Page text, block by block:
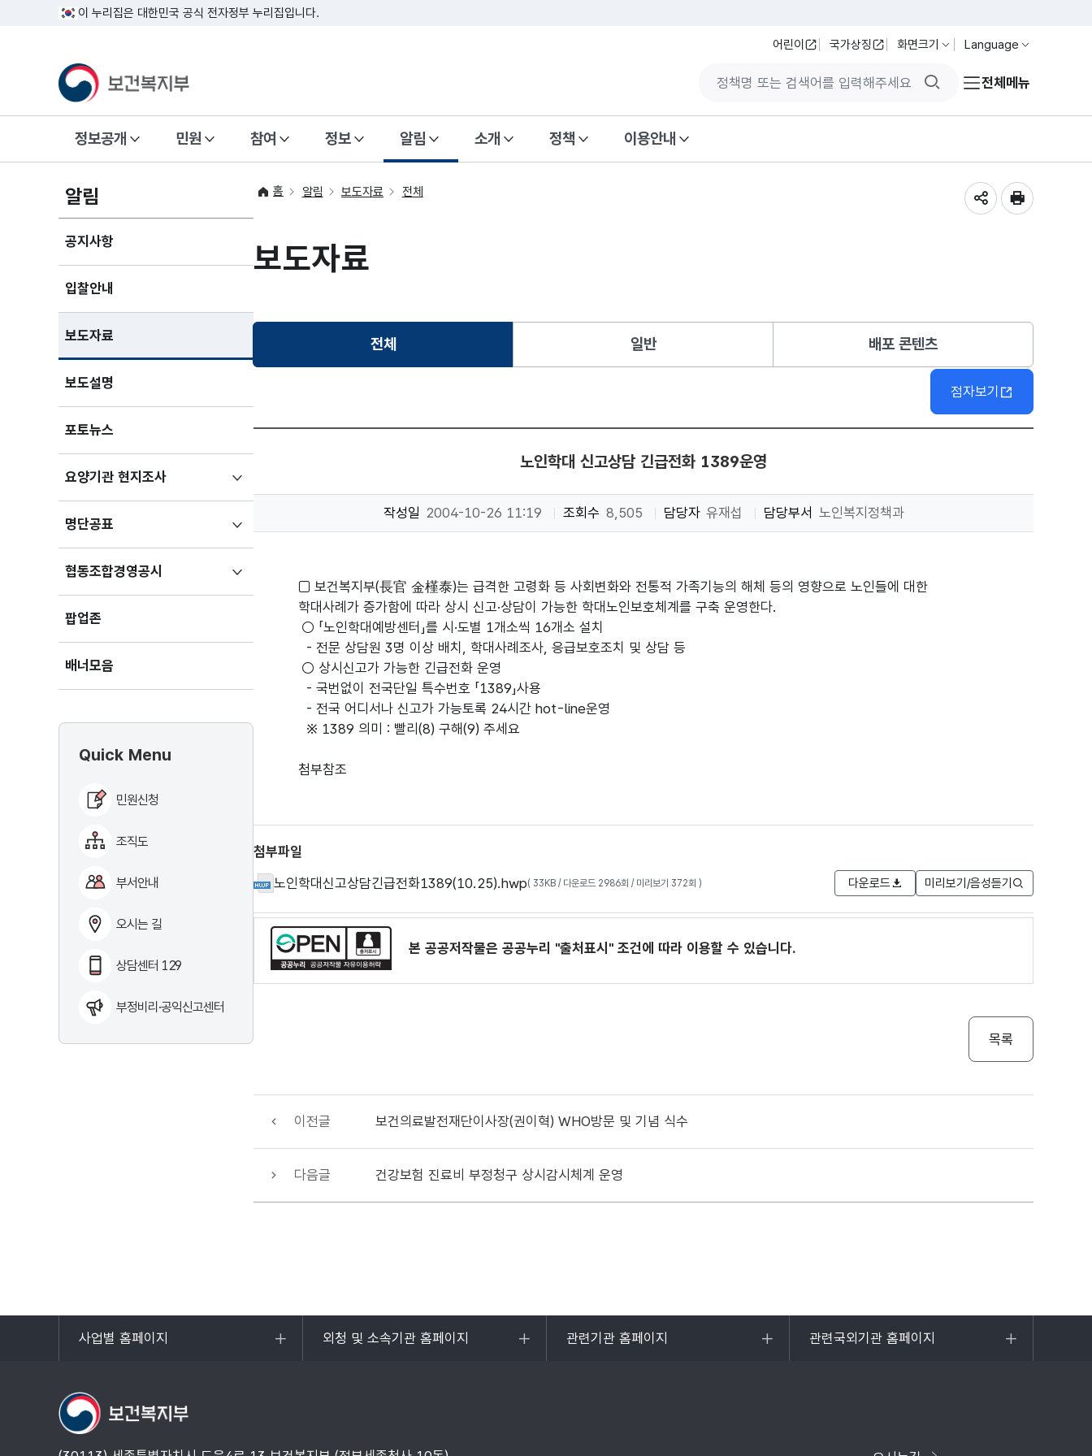
이 누리집은 대한민국 공식 전자정부 누리집입니다.
어린이 국가상징 화면크기 Language
검색버튼전체메뉴
정보공개 민원 참여 정보 알림 소개 정책 이용안내
알림
공지사항
입찰안내
보도자료
보도설명
포토뉴스
요양기관 현지조사하위메뉴
펼치기
명단공표
펼치기
협동조합경영공시
펼치기
팝업존
배너모음
Quick Menu
민원신청
조직도
부서안내
오시는 길
상담센터 129
부정비리·공익신고센터
홈 알림 보도자료 전체
보도자료
전체선택됨 일반 배포 콘텐츠
점자보기
노인학대 신고상담 긴급전화 1389운영
작성일 2004-10-26 11:19 조회수 8,505 담당자 유재섭 담당부서 노인복지정책과
□ 보건복지부(長官 金槿泰)는 급격한 고령화 등 사회변화와 전통적 가족기능의 해체 등의 영향으로 노인들에 대한
학대사례가 증가함에 따라 상시 신고·상담이 가능한 학대노인보호체계를 구축 운영한다.
○ 「노인학대예방센터」를 시·도별 1개소씩 16개소 설치
- 전문 상담원 3명 이상 배치, 학대사례조사, 응급보호조치 및 상담 등
○ 상시신고가 가능한 긴급전화 운영
- 국번없이 전국단일 특수번호 「1389」사용
- 전국 어디서나 신고가 가능토록 24시간 hot-line운영
※ 1389 의미 : 빨리(8) 구해(9) 주세요
첨부참조
첨부파일
노인학대신고상담긴급전화1389(10.25).hwp( 33KB / 다운로드 2986회 / 미리보기 372회 ) 다운로드 미리보기/음성듣기
본 공공저작물은 공공누리 "출처표시" 조건에 따라 이용할 수 있습니다.
목록
이전글 보건의료발전재단이사장(권이혁) WHO방문 및 기념 식수
다음글 건강보험 진료비 부정청구 상시감시체계 운영
사업별 홈페이지
목록
외청 및 소속기관 홈페이지
목록
관련기관 홈페이지
목록
관련국외기관 홈페이지
목록